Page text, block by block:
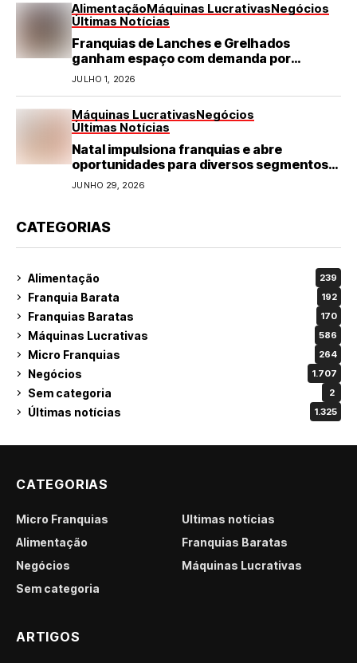
AlimentaçãoMáquinas LucrativasNegócios
Últimas Notícias
Franquias de Lanches e Grelhados
ganham espaço com demanda por
refeições rápidas e de qualidade
JULHO 1, 2026
Máquinas LucrativasNegócios
Últimas Notícias
Natal impulsiona franquias e abre
oportunidades para diversos segmentos
do varejo
JUNHO 29, 2026
CATEGORIAS
Alimentação 239
Franquia Barata 192
Franquias Baratas 170
Máquinas Lucrativas 586
Micro Franquias 264
Negócios 1.707
Sem categoria 2
Últimas notícias 1.325
CATEGORIAS
Micro Franquias
Últimas notícias
Alimentação
Franquias Baratas
Negócios
Máquinas Lucrativas
Sem categoria
ARTIGOS